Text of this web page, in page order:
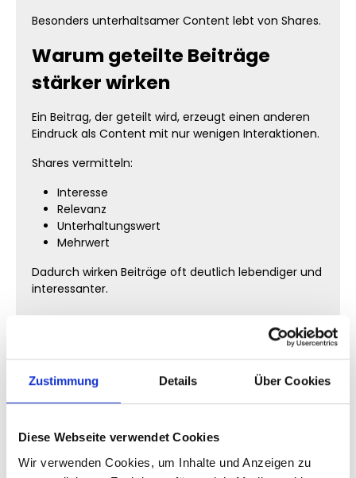
Zustimmung Details Über Cookies
Diese Webseite verwendet Cookies
Wir verwenden Cookies, um Inhalte und Anzeigen zu
Besonders unterhaltsamer Content lebt von Shares.
Warum geteilte Beiträge
stärker wirken
Ein Beitrag, der geteilt wird, erzeugt einen anderen
Eindruck als Content mit nur wenigen Interaktionen.
Shares vermitteln:
Interesse
Relevanz
Unterhaltungswert
Mehrwert
Dadurch wirken Beiträge oft deutlich lebendiger und
interessanter.
Instagram Shares kaufen für
Virale Inhalte entstehen häufig dann, wenn Nutzer
Beiträge aktiv weiterverbreiten.
Shares spielen dabei eine zentrale Rolle.
Je häufiger Inhalte geteilt werden, desto stärker